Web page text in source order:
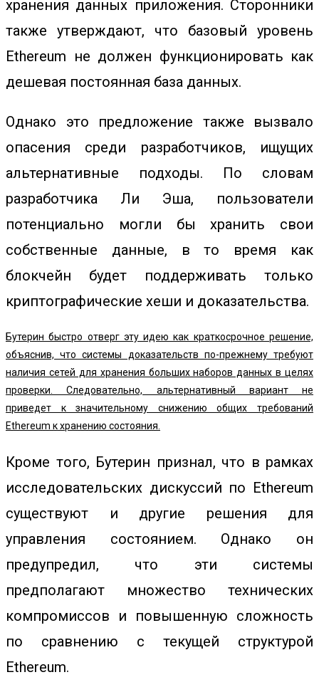
хранения данных приложения. Сторонники
также утверждают, что базовый уровень
Ethereum не должен функционировать как
дешевая постоянная база данных.
Однако это предложение также вызвало
опасения среди разработчиков, ищущих
альтернативные подходы. По словам
разработчика Ли Эша, пользователи
потенциально могли бы хранить свои
собственные данные, в то время как
блокчейн будет поддерживать только
криптографические хеши и доказательства.
Бутерин быстро отверг эту идею как краткосрочное решение,
объяснив, что системы доказательств по-прежнему требуют
наличия сетей для хранения больших наборов данных в целях
проверки. Следовательно, альтернативный вариант не
приведет к значительному снижению общих требований
Ethereum к хранению состояния.
Кроме того, Бутерин признал, что в рамках
исследовательских дискуссий по Ethereum
существуют и другие решения для
управления состоянием. Однако он
предупредил, что эти системы
предполагают множество технических
компромиссов и повышенную сложность
по сравнению с текущей структурой
Ethereum.